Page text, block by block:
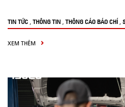
TIN TỨC , THÔNG TIN , THÔNG CÁO BÁO CHÍ ,
XEM THÊM